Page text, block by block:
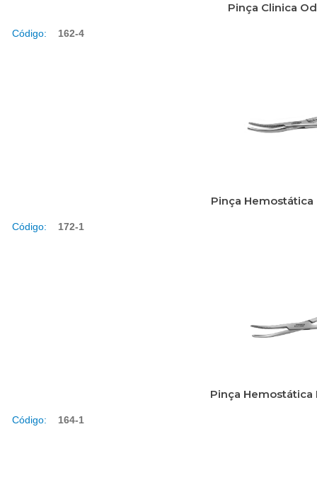
Pinça Clinica
Código: 162-4
Pinça Hemostática
Código: 172-1
Pinça Hemostática
Código: 164-1